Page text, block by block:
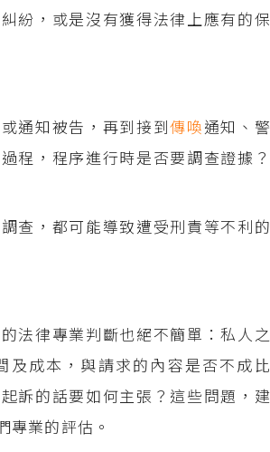
紛，或是沒有獲得法律上應有的保
或通知被告，再到接到傳喚通知、警
程，程序進行時是否要調查證據？
查，都可能導致遭受刑責等不利的
法律專業判斷也絕不簡單：私人之
及成本，與請求的內容是否不成比
訴的話要如何主張？這些問題，建
專業的評估。